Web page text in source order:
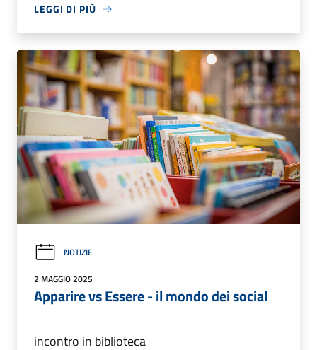
LEGGI DI PIÙ
NOTIZIE
2 MAGGIO 2025
Apparire vs Essere - il mondo dei social
incontro in biblioteca